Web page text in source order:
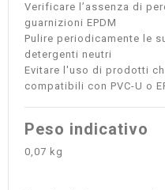
Verificare l’assenza di
guarnizioni EPDM
Pulire periodicamente le
detergenti neutri
Evitare l'uso di prodotti
compatibili con PVC-U o
Peso indicativo
0,07 kg